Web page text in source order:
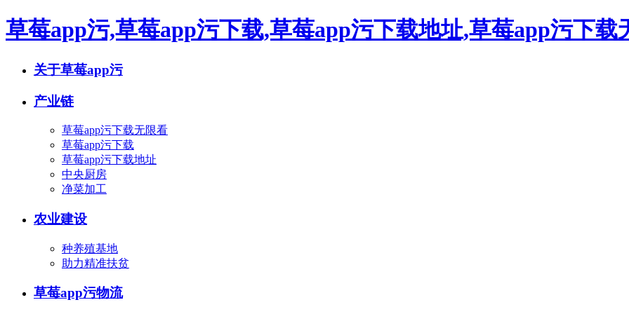
草莓app污,草莓app污下载,草莓app污下载地址,草莓app污下载
关于草莓app污
产业链
草莓app污下载无限看
草莓app污下载
草莓app污下载地址
中央厨房
净菜加工
农业建设
种养殖基地
助力精准扶贫
草莓app污物流